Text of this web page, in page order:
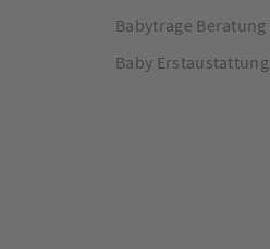
Babytrage Beratung
Baby Erstaustattung